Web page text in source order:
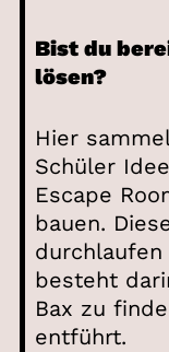
Bist du
lösen?
Hier
Schüler
Escape
bauen.
durchlaufen
besteht
Bax zu
entführt.